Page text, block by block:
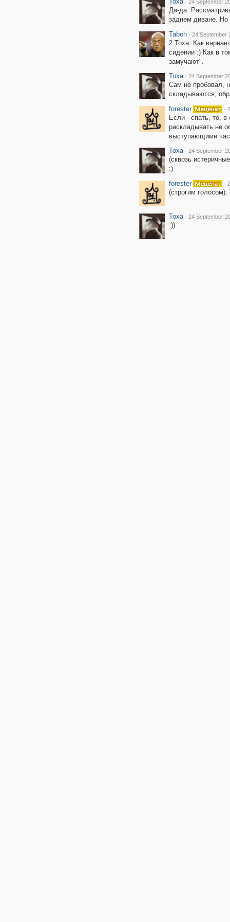
24 September
Да-да.
заднем диване. Но
Taboh · 24 September
2 Тоха: Как
сидении :) Как в
замучают".
Toxa · 24 September
Cам не пробовал,
складываются,
forester
·
Если - спать, то,
раскладывать не
выступающими
Toxa · 24 September
(сквозь
:)
forester
·
(строгим
Toxa · 24 September
:))